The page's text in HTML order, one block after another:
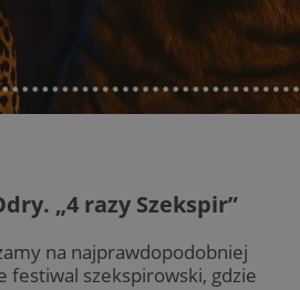
„4 razy Szekspir”
na najprawdopodobniej
festiwal szekspirowski, gdzie